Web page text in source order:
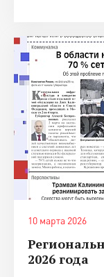
10 марта 2026
2026 года